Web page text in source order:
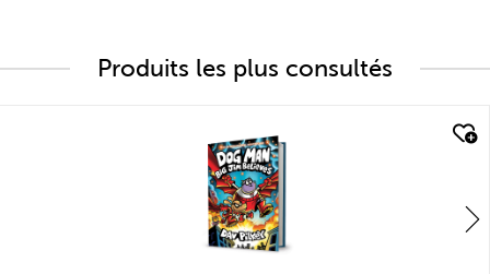
Produits les plus consultés